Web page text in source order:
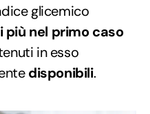
glicemico
più nel primo caso
in esso
disponibili.